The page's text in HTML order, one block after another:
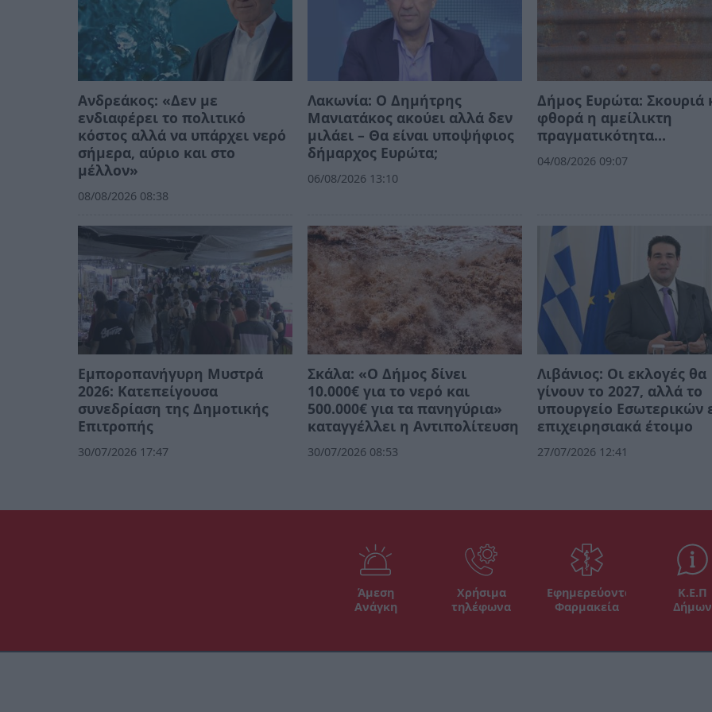
Ανδρεάκος: «Δεν με
ενδιαφέρει το πολιτικό
κόστος αλλά να υπάρχει νερό
σήμερα, αύριο και στο
μέλλον»
08/08/2026 08:38
Λακωνία: Ο Δημήτρης
Μανιατάκος ακούει αλλά δεν
μιλάει – Θα είναι υποψήφιος
δήμαρχος Ευρώτα;
06/08/2026 13:10
Δήμος Ευρώτα: Σκουριά
φθορά η αμείλικτη
πραγματικότητα…
04/08/2026 09:07
Εμποροπανήγυρη Μυστρά
2026: Κατεπείγουσα
συνεδρίαση της Δημοτικής
Επιτροπής
30/07/2026 17:47
Σκάλα: «Ο Δήμος δίνει
10.000€ για το νερό και
500.000€ για τα πανηγύρια»
καταγγέλλει η Αντιπολίτευση
30/07/2026 08:53
Λιβάνιος: Οι εκλογές θα
γίνουν το 2027, αλλά το
υπουργείο Εσωτερικών
επιχειρησιακά έτοιμο
27/07/2026 12:41
Άμεση
Ανάγκη
Χρήσιμα
τηλέφωνα
Εφημερεύοντα
Φαρμακεία
Κ.Ε.Π
Δήμων